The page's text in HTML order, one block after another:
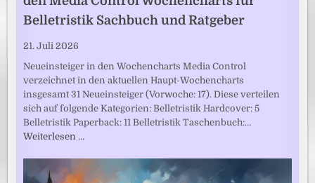
Belletristik Sachbuch und Ratgeber
21. Juli 2026
Neueinsteiger in den Wochencharts Media Control
verzeichnet in den aktuellen Haupt-Wochencharts
insgesamt 31 Neueinsteiger (Vorwoche: 17). Diese verteilen
sich auf folgende Kategorien: Belletristik Hardcover: 5
Belletristik Paperback: 11 Belletristik Taschenbuch:…
Weiterlesen …